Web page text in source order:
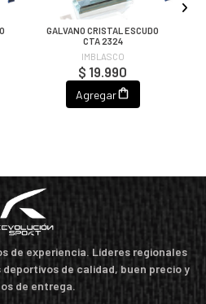
GALVANO CRISTAL ESCUDO
CTA 2324
IMBLASCO
$ 19.990
Agregar
de experiencia. Líderes regionales
de calidad, buen precio y
de entrega.